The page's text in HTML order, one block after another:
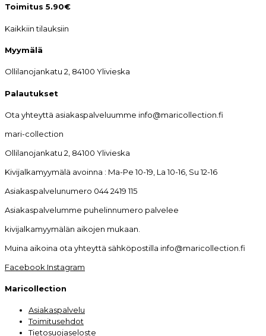
Toimitus 5.90€
Kaikkiin tilauksiin
Myymälä
Ollilanojankatu 2, 84100 Ylivieska
Palautukset
Ota yhteyttä asiakaspalveluumme info@maricollection.fi
mari-collection
Ollilanojankatu 2, 84100 Ylivieska
Kivijalkamyymälä avoinna : Ma-Pe 10-19, La 10-16, Su 12-16
Asiakaspalvelunumero 044 2419 115
Asiakaspalvelumme puhelinnumero palvelee
kivijalkamyymälän aikojen mukaan.
Muina aikoina ota yhteyttä sähköpostilla info@maricollection.fi
Facebook Instagram
Maricollection
Asiakaspalvelu
Toimitusehdot
Tietosuojaseloste